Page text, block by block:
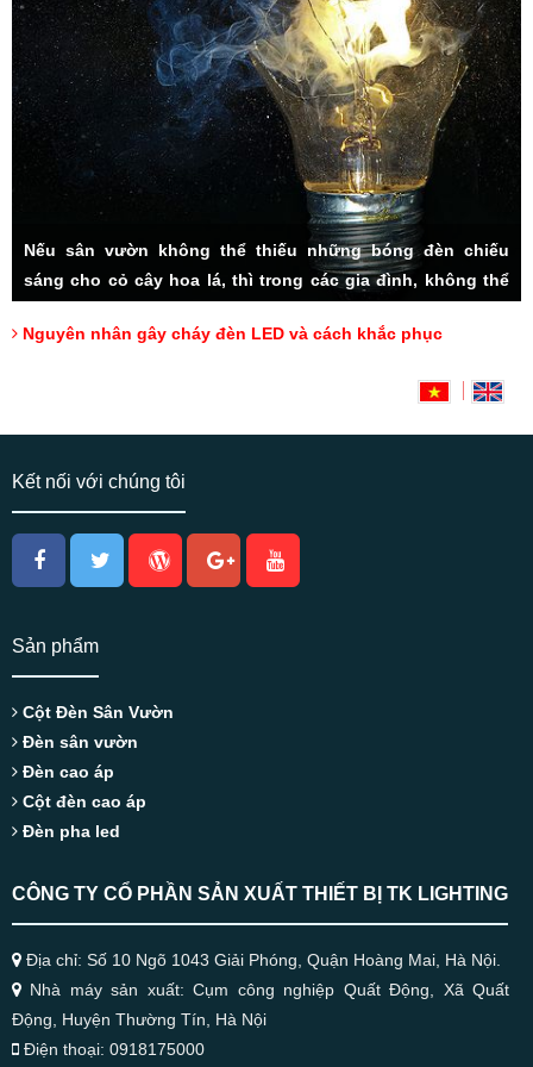
Nếu sân vườn không thể thiếu những bóng đèn chiếu
sáng cho cỏ cây hoa lá, thì trong các gia đình, không thể
thắc mắc được người tiêu dùng đặt ra, đặc biệt cách sử
Nguyên nhân gây cháy đèn LED và cách khắc phục
Kết nối với chúng tôi
Sản phẩm
Cột Đèn Sân Vườn
Đèn sân vườn
Đèn cao áp
Cột đèn cao áp
Đèn pha led
CÔNG TY CỔ PHẦN SẢN XUẤT THIẾT BỊ TK LIGHTING
Địa chỉ: Số 10 Ngõ 1043 Giải Phóng, Quận Hoàng Mai, Hà Nội.
Nhà máy sản xuất: Cụm công nghiệp Quất Động, Xã Quất
Động, Huyện Thường Tín, Hà Nội
Điện thoại: 0918175000